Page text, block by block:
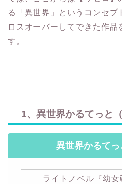
る「異世界」というコンセプ
ロスオーバーしてできた作品
す。
1、異世界かるてっと
異世界かるてっ
ライトノベル『幼